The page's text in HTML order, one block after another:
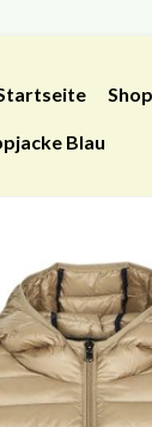
Shop
Blau